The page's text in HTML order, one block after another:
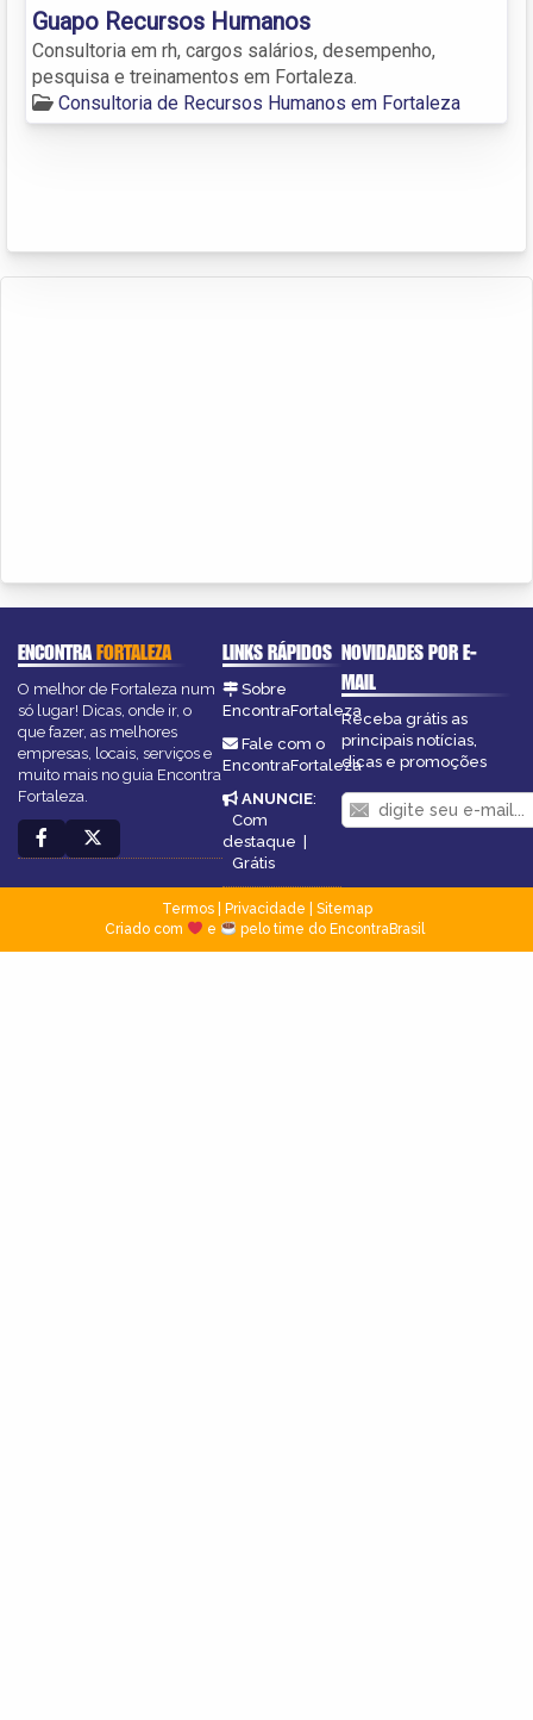
Guapo Recursos Humanos
Consultoria em rh, cargos salários, desempenho,
pesquisa e treinamentos em Fortaleza.
Consultoria de Recursos Humanos em Fortaleza
ENCONTRAFORTALEZA
O melhor de Fortaleza num
só lugar! Dicas, onde ir, o
que fazer, as melhores
empresas, locais, serviços e
muito mais no guia Encontra
Fortaleza.
LINKS RÁPIDOS
Sobre
EncontraFortaleza
Fale com o
EncontraFortaleza
ANUNCIE:
Com
destaque |
Grátis
NOVIDADES POR E-
MAIL
Receba grátis as
principais notícias,
dicas e promoções
Termos| Privacidade
Sitemap
Criado com
e pelo time do EncontraBrasil